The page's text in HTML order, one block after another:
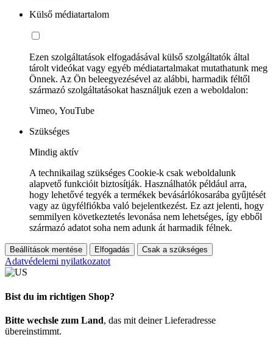
Külső médiatartalom
Ezen szolgáltatások elfogadásával külső szolgáltatók által
tárolt videókat vagy egyéb médiatartalmakat mutathatunk meg
Önnek. Az Ön beleegyezésével az alábbi, harmadik féltől
származó szolgáltatásokat használjuk ezen a weboldalon:
Vimeo, YouTube
Szükséges
Mindig aktív
A technikailag szükséges Cookie-k csak weboldalunk
alapvető funkcióit biztosítják. Használhatók például arra,
hogy lehetővé tegyék a termékek bevásárlókosarába gyűjtését
vagy az ügyfélfiókba való bejelentkezést. Ez azt jelenti, hogy
semmilyen következtetés levonása nem lehetséges, így ebből
származó adatot soha nem adunk át harmadik félnek.
Beállítások mentése Elfogadás Csak a szükséges
Adatvédelemi nyilatkozatot
Bist du im richtigen Shop?
Bitte wechsle zum Land, das mit deiner Lieferadresse
übereinstimmt.